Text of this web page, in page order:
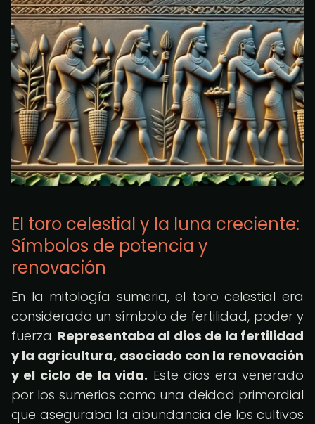
El toro celestial y la luna creciente:
Símbolos de potencia y
renovación
En la mitología sumeria, el toro celestial era
considerado un símbolo de fertilidad, poder y
fuerza. Representaba al dios de la fertilidad
y la agricultura, asociado con la renovación
y el ciclo de la vida. Este dios era venerado
por los sumerios como una deidad primordial
que aseguraba la abundancia de los cultivos